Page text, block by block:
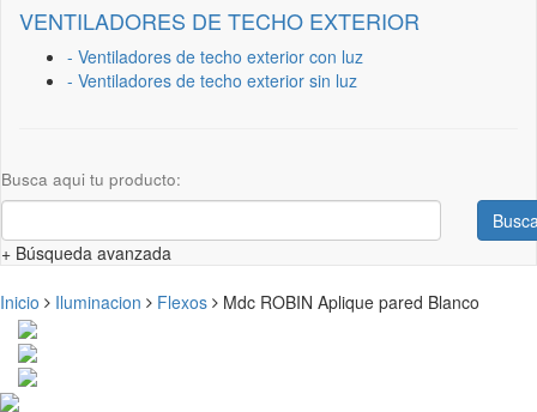
VENTILADORES DE TECHO EXTERIOR
- Ventiladores de techo exterior con luz
- Ventiladores de techo exterior sin luz
Busca aqui tu producto:
+ Búsqueda avanzada
Inicio Iluminacion Flexos Mdc ROBIN Aplique pared Blanco